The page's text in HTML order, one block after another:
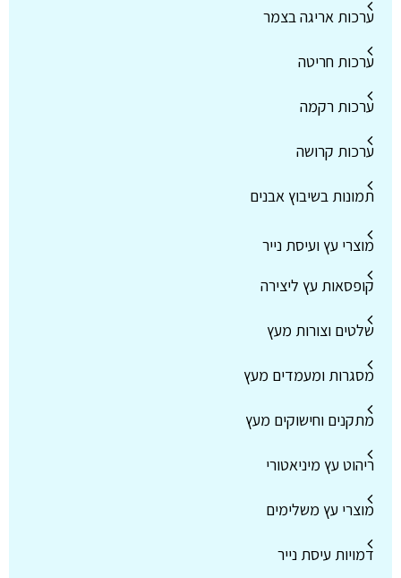
ערכות אריגה בצמר
ערכות חריטה
ערכות רקמה
ערכות קרושה
תמונות בשיבוץ אבנים
מוצרי עץ ועיסת נייר
קופסאות עץ ליצירה
שלטים וצורות מעץ
מסגרות ומעמדים מעץ
מתקנים וחישוקים מעץ
ריהוט עץ מיניאטורי
מוצרי עץ משלימים
דמויות עיסת נייר